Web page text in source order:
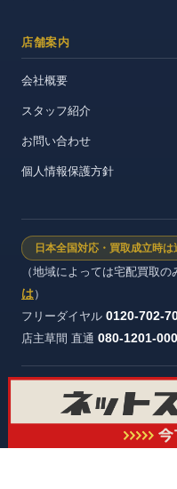
店舗案内
会社概要
スタッフ紹介
お問い合わせ
個人情報保護方針
日本全国対応・買取成立時は
（地域によっては宅配買取
は）
フリーダイヤル 0120-702-
店主草間 直通 080-1201-
株式会社ヴィンテージストッ
481321600012号
© オーディオ買取屋 All rights